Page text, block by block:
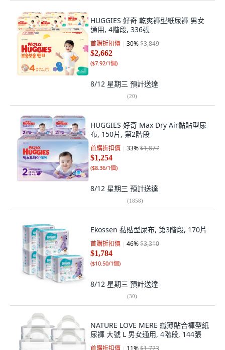
HUGGIES 好奇 乾爽褲型紙尿褲 男女
通用, 4階段, 336張
首購折扣價 30%$3,849
$2,662
($7.92/1個)
8/12 星期三 預計送達
(20)
HUGGIES 好奇 Max Dry Air黏貼型尿
布, 150片, 第2階段
首購折扣價 33%$1,877
$1,254
($8.36/1個)
8/12 星期三 預計送達
(1858)
Ekossen 黏貼型尿布, 第3階段, 170片
首購折扣價 46%$3,310
$1,784
($10.50/1個)
8/12 星期三 預計送達
(30)
NATURE LOVE MERE 纖薄貼合褲型紙
尿褲 大號 L 男女通用, 4階段, 144張
首購折扣價 11%$1,723